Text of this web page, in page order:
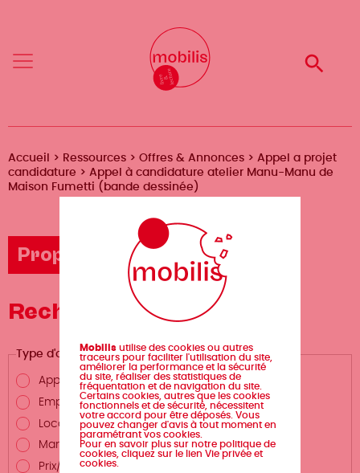
Menu
principal
Menu
Fil
d'Ariane
Accueil Ressources Offres & Annonces
Appel a projet
candidature
Appel à candidature atelier Manu-Manu de
Maison Fumetti (bande dessinée)
Proposer une offre
Recherche avancée
Type d'offre
Appel à projet/candidature
Emploi
Location/vente d'espace
Marché public
Prix/Dotation/Bourse
Mobilis utilise des cookies ou autres
traceurs pour faciliter l'utilisation du site,
améliorer la performance et la sécurité
du site, réaliser des statistiques de
fréquentation et de navigation du site.
Certains cookies, autres que les cookies
fonctionnels et de sécurité, nécessitent
votre accord pour être déposés. Vous
pouvez changer d'avis à tout moment en
paramétrant vos cookies.
Pour en savoir plus sur notre politique de
cookies, cliquez sur le lien Vie privée et
cookies.